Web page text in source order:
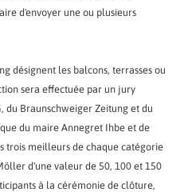
d'envoyer une ou plusieurs
désignent les balcons, terrasses ou
sera effectuée par un jury
du Braunschweiger Zeitung et du
du maire Annegret Ihbe et de
trois meilleurs de chaque catégorie
d'une valeur de 50, 100 et 150
à la cérémonie de clôture,